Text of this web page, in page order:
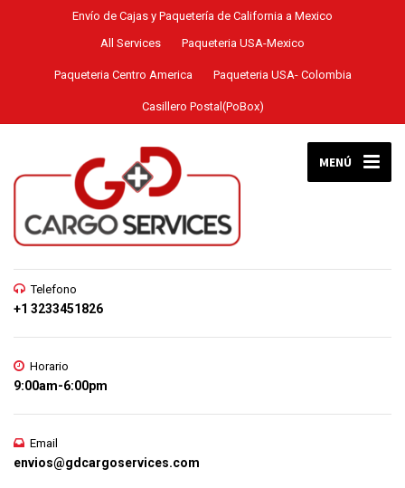
Envío de Cajas y Paquetería de California a Mexico
All Services
Paqueteria USA-Mexico
Paqueteria Centro America Paqueteria USA- Colombia
Casillero Postal(PoBox)
MENÚ
Telefono
+1 3233451826
Horario
9:00am-6:00pm
Email
envios@gdcargoservices.com